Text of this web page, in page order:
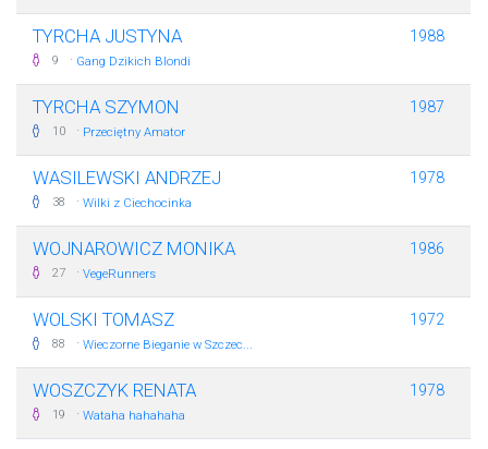
TYRCHA JUSTYNA
9 · Gang Dzikich Blondi
1988
TYRCHA SZYMON
10 · Przeciętny Amator
1987
WASILEWSKI ANDRZEJ
38 · Wilki z Ciechocinka
1978
WOJNAROWICZ MONIKA
27 · VegeRunners
1986
WOLSKI TOMASZ
88 · Wieczorne Bieganie w Szczec...
1972
WOSZCZYK RENATA
19 · Wataha hahahaha
1978